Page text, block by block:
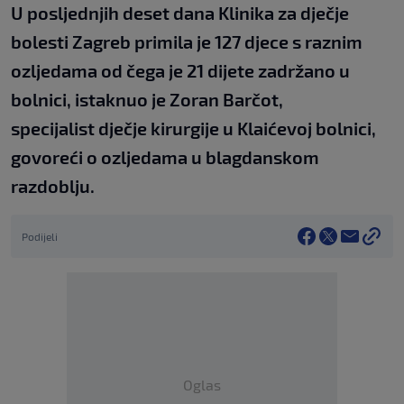
U posljednjih deset dana Klinika za dječje
bolesti Zagreb primila je 127 djece s raznim
ozljedama od čega je 21 dijete zadržano u
bolnici, istaknuo je Zoran Barčot,
specijalist dječje kirurgije u Klaićevoj bolnici,
govoreći o ozljedama u blagdanskom
razdoblju.
Podijeli
Oglas